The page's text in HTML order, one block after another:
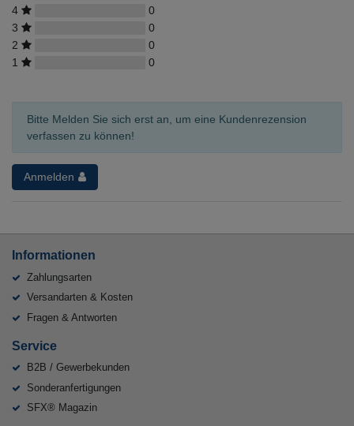
4
0
3
0
2
0
1
0
Bitte Melden Sie sich erst an, um eine Kundenrezension
verfassen zu können!
Anmelden
Informationen
Zahlungsarten
Versandarten & Kosten
Fragen & Antworten
Service
B2B / Gewerbekunden
Sonderanfertigungen
SFX® Magazin